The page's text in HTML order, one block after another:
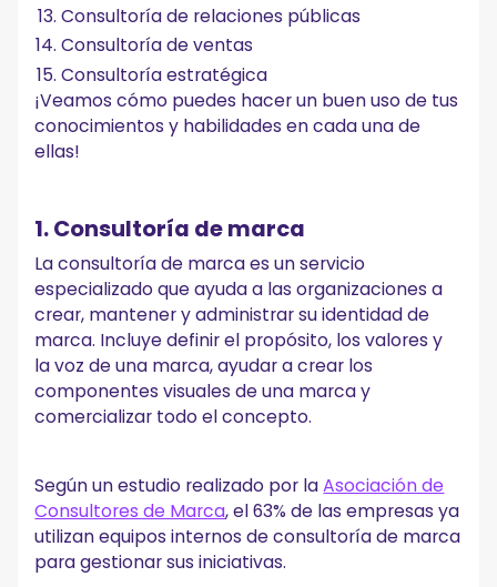
Consultoría de relaciones públicas
Consultoría de ventas
Consultoría estratégica
¡Veamos cómo puedes hacer un buen uso de tus
conocimientos y habilidades en cada una de
ellas!
1. Consultoría de marca
La consultoría de marca es un servicio
especializado que ayuda a las organizaciones a
crear, mantener y administrar su identidad de
marca. Incluye definir el propósito, los valores y
la voz de una marca, ayudar a crear los
componentes visuales de una marca y
comercializar todo el concepto.
Según un estudio realizado por laAsociación de
Consultores de Marca, el 63% de las empresas ya
utilizan equipos internos de consultoría de marca
para gestionar sus iniciativas.